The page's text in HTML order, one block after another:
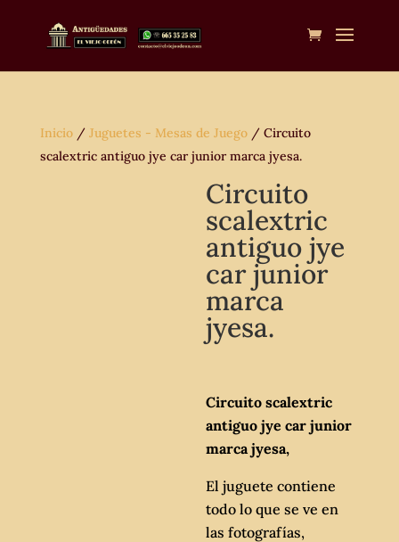
Inicio/ Juguetes - Mesas de Juego/ Circuito
scalextric antiguo jye car junior marca jyesa.
Circuito
scalextric
antiguo jye
car junior
marca
jyesa.
Circuito scalextric
antiguo jye car junior
marca jyesa,
El juguete contiene
todo lo que se ve en
las fotografías,